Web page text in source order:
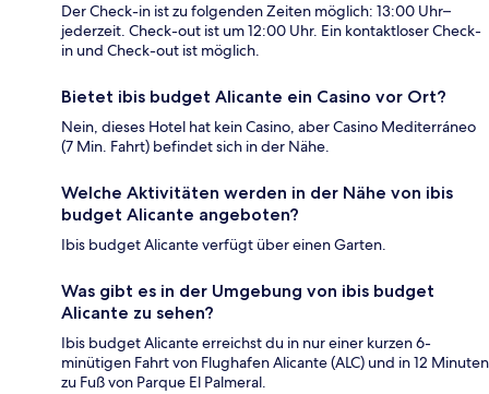
Der Check-in ist zu folgenden Zeiten möglich: 13:00 Uhr–
jederzeit. Check-out ist um 12:00 Uhr. Ein kontaktloser Check-
in und Check-out ist möglich.
Bietet ibis budget Alicante ein Casino vor Ort?
Nein, dieses Hotel hat kein Casino, aber Casino Mediterráneo
(7 Min. Fahrt) befindet sich in der Nähe.
Welche Aktivitäten werden in der Nähe von ibis
budget Alicante angeboten?
Ibis budget Alicante verfügt über einen Garten.
Was gibt es in der Umgebung von ibis budget
Alicante zu sehen?
Ibis budget Alicante erreichst du in nur einer kurzen 6-
minütigen Fahrt von Flughafen Alicante (ALC) und in 12 Minuten
zu Fuß von Parque El Palmeral.